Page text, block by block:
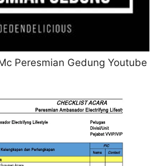
Peresmian Gedung Youtube